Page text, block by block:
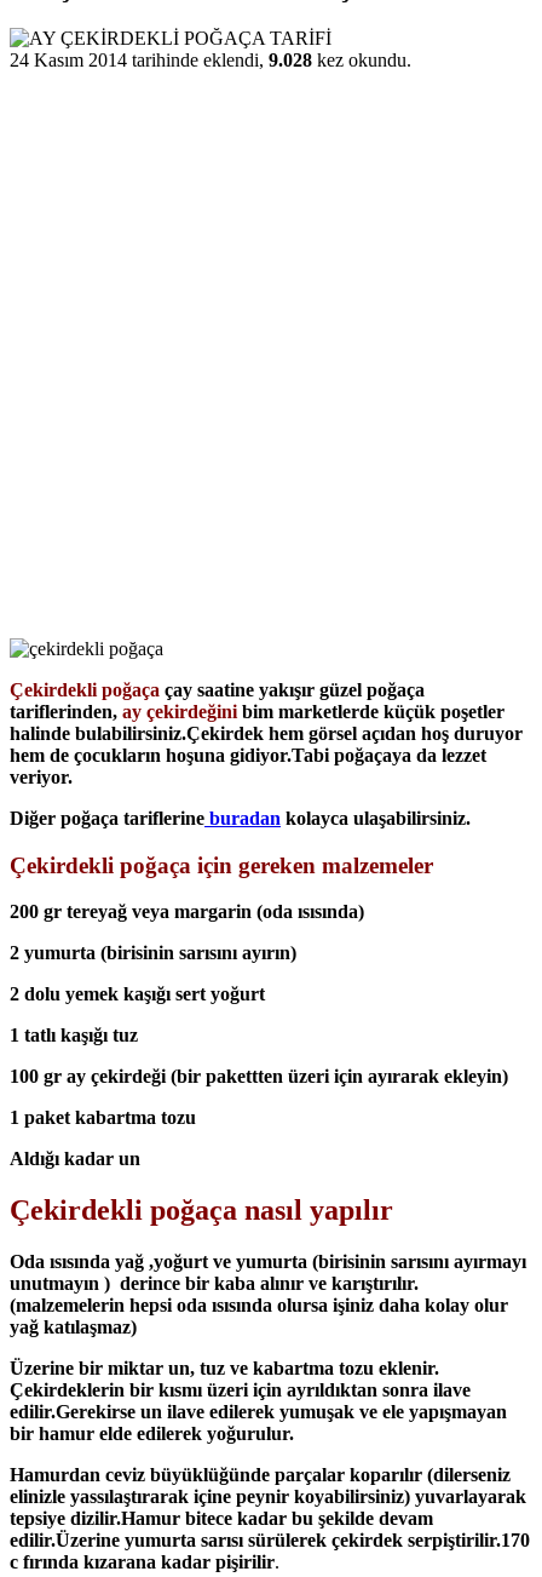
24 Kasım 2014 tarihinde eklendi, 9.028 kez okundu.
Çekirdekli poğaça çay saatine yakışır güzel poğaça
tariflerinden, ay çekirdeğini bim marketlerde küçük poşetler
halinde bulabilirsiniz.Çekirdek hem görsel açıdan hoş duruyor
hem de çocukların hoşuna gidiyor.Tabi poğaçaya da lezzet
veriyor.
Diğer poğaça tariflerine buradan kolayca ulaşabilirsiniz.
Çekirdekli poğaça için gereken malzemeler
200 gr tereyağ veya margarin (oda ısısında)
2 yumurta (birisinin sarısını ayırın)
2 dolu yemek kaşığı sert yoğurt
1 tatlı kaşığı tuz
100 gr ay çekirdeği (bir pakettten üzeri için ayırarak ekleyin)
1 paket kabartma tozu
Aldığı kadar un
Çekirdekli poğaça nasıl yapılır
Oda ısısında yağ ,yoğurt ve yumurta (birisinin sarısını ayırmayı
unutmayın ) derince bir kaba alınır ve karıştırılır.
(malzemelerin hepsi oda ısısında olursa işiniz daha kolay olur
yağ katılaşmaz)
Üzerine bir miktar un, tuz ve kabartma tozu eklenir.
Çekirdeklerin bir kısmı üzeri için ayrıldıktan sonra ilave
edilir.Gerekirse un ilave edilerek yumuşak ve ele yapışmayan
bir hamur elde edilerek yoğurulur.
Hamurdan ceviz büyüklüğünde parçalar koparılır (dilerseniz
elinizle yassılaştırarak içine peynir koyabilirsiniz) yuvarlayarak
tepsiye dizilir.Hamur bitece kadar bu şekilde devam
edilir.Üzerine yumurta sarısı sürülerek çekirdek serpiştirilir.170
c fırında kızarana kadar pişirilir.